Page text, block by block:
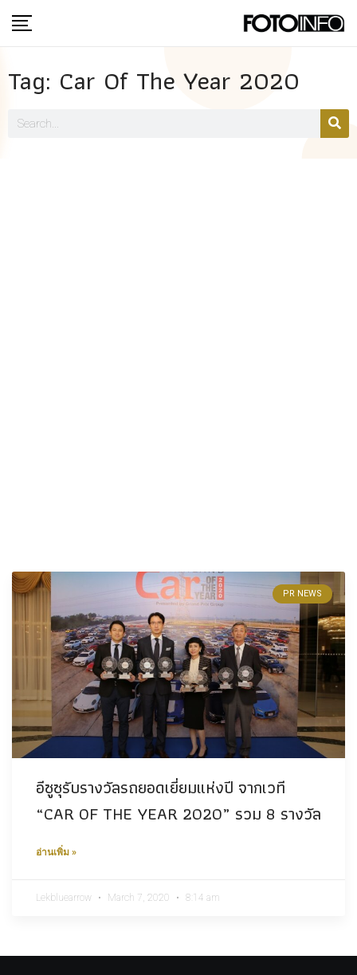
Tag: Car Of The Year 2020
PR NEWS
อีซูซุรับรางวัลรถยอดเยี่ยมแห่งปี จากเวที
“CAR OF THE YEAR 2020” รวม 8 รางวัล
อ่านเพิ่ม »
Lekbluearrow March 7, 2020 8:14 am